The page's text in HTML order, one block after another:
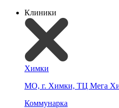
Клиники
Химки
МО, г. Химки, ТЦ Мега
Коммунарка